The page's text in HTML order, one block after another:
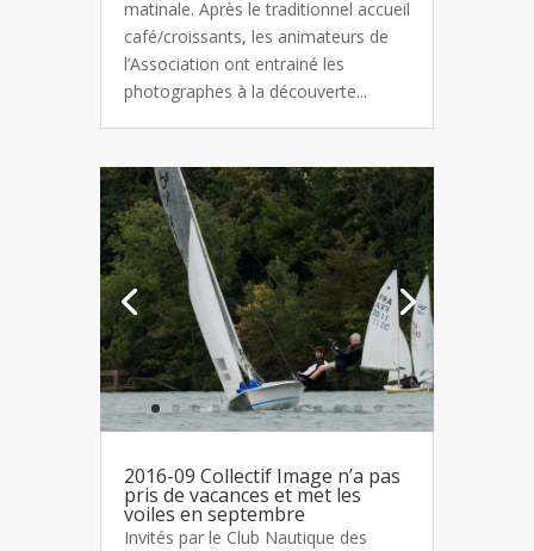
matinale. Après le traditionnel accueil
café/croissants, les animateurs de
l’Association ont entrainé les
photographes à la découverte...
2016-09 Collectif Image n’a pas
pris de vacances et met les
voiles en septembre
Invités par le Club Nautique des